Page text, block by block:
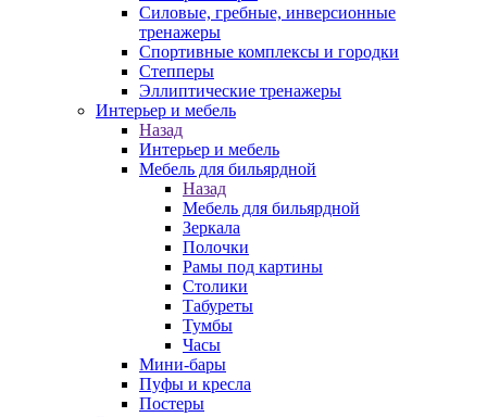
Силовые, гребные, инверсионные
тренажеры
Спортивные комплексы и городки
Степперы
Эллиптические тренажеры
Интерьер и мебель
Назад
Интерьер и мебель
Мебель для бильярдной
Назад
Мебель для бильярдной
Зеркала
Полочки
Рамы под картины
Столики
Табуреты
Тумбы
Часы
Мини-бары
Пуфы и кресла
Постеры